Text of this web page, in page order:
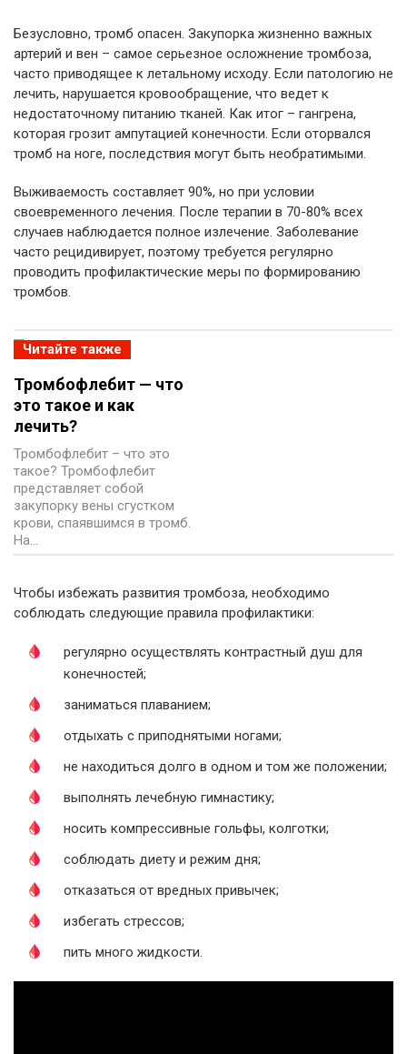
Безусловно, тромб опасен. Закупорка жизненно важных
артерий и вен – самое серьезное осложнение тромбоза,
часто приводящее к летальному исходу. Если патологию не
лечить, нарушается кровообращение, что ведет к
недостаточному питанию тканей. Как итог – гангрена,
которая грозит ампутацией конечности. Если оторвался
тромб на ноге, последствия могут быть необратимыми.
Выживаемость составляет 90%, но при условии
своевременного лечения. После терапии в 70-80% всех
случаев наблюдается полное излечение. Заболевание
часто рецидивирует, поэтому требуется регулярно
проводить профилактические меры по формированию
тромбов.
Читайте также
Тромбофлебит — что
это такое и как
лечить?
Тромбофлебит – что это
такое? Тромбофлебит
представляет собой
закупорку вены сгустком
крови, спаявшимся в тромб.
На…
Чтобы избежать развития тромбоза, необходимо
соблюдать следующие правила профилактики:
регулярно осуществлять контрастный душ для
конечностей;
заниматься плаванием;
отдыхать с приподнятыми ногами;
не находиться долго в одном и том же положении;
выполнять лечебную гимнастику;
носить компрессивные гольфы, колготки;
соблюдать диету и режим дня;
отказаться от вредных привычек;
избегать стрессов;
пить много жидкости.